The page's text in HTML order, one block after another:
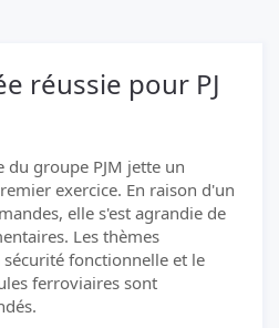
réussie pour PJ
du groupe PJM jette un
exercice. En raison d'un
elle s'est agrandie de
Les thèmes
fonctionnelle et le
ferroviaires sont